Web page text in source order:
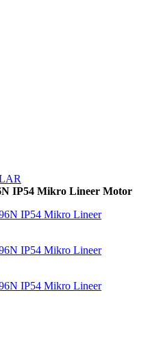
IP54 Mikro Lineer Motor